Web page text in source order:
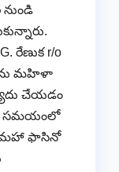
రేణుక r/o
మహిళా
చేయడం
సమయంలో
ఫాసినో